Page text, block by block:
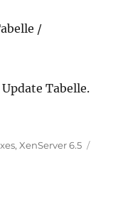
/
Tabelle.
6.5”
,XenServer 6.5